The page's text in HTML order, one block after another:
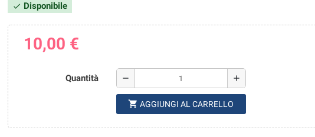
check Disponibile
10,00 €
Quantità remove add
shopping_cart AGGIUNGI AL CARRELLO